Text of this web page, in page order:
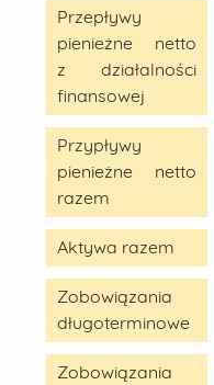
Przepływy
pienieżne netto
z działalności
finansowej
Przypływy
pienieżne netto
razem
Aktywa razem
Zobowiązania
długoterminowe
Zobowiązania